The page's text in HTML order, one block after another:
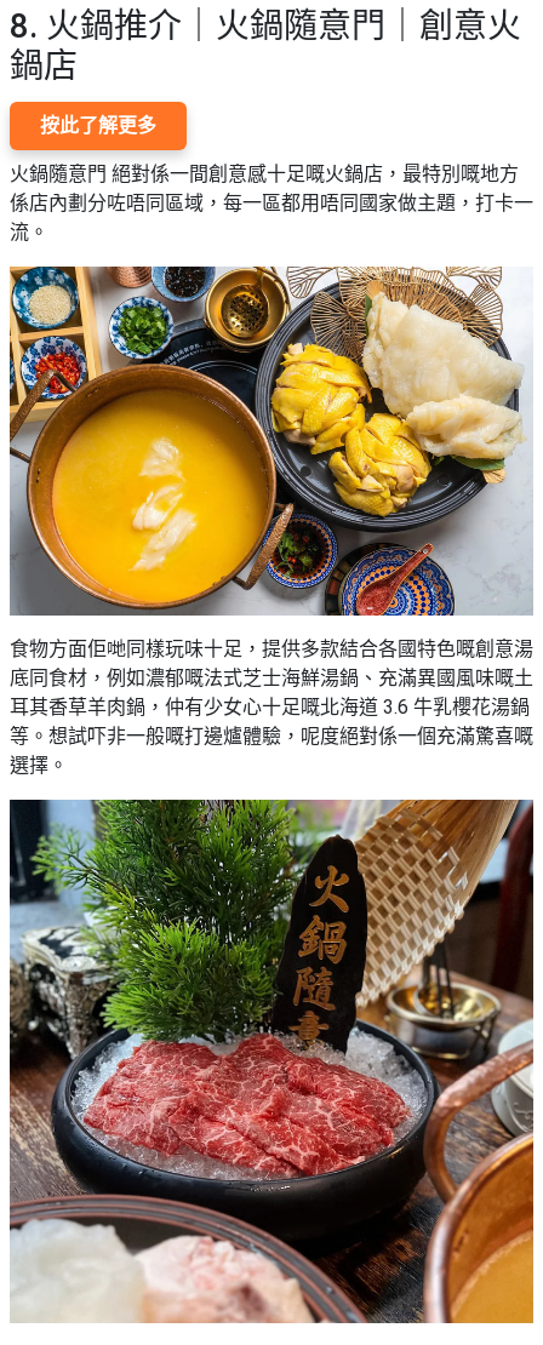
8. 火鍋推介｜火鍋隨意門｜創意火
鍋店
按此了解更多
火鍋隨意門 絕對係一間創意感十足嘅火鍋店，最特別嘅地方
係店內劃分咗唔同區域，每一區都用唔同國家做主題，打卡一
流。
食物方面佢哋同樣玩味十足，提供多款結合各國特色嘅創意湯
底同食材，例如濃郁嘅法式芝士海鮮湯鍋、充滿異國風味嘅土
耳其香草羊肉鍋，仲有少女心十足嘅北海道 3.6 牛乳櫻花湯鍋
等。想試吓非一般嘅打邊爐體驗，呢度絕對係一個充滿驚喜嘅
選擇。